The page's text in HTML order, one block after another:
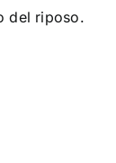
del riposo.